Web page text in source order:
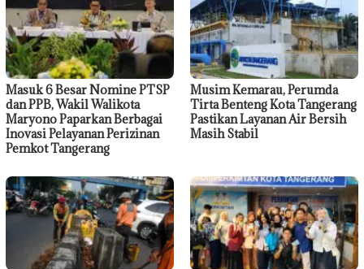
Masuk 6 Besar Nomine PTSP
dan PPB, Wakil Walikota
Maryono Paparkan Berbagai
Inovasi Pelayanan Perizinan
Pemkot Tangerang
Musim Kemarau, Perumda
Tirta Benteng Kota Tangerang
Pastikan Layanan Air Bersih
Masih Stabil